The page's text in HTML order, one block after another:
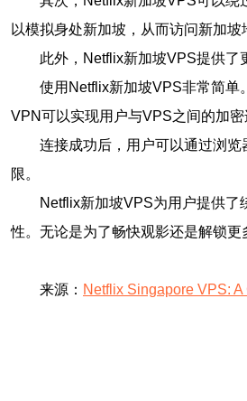
以模拟身处新加坡，从而访问新加
此外，Netflix新加坡VPS提供了
使用Netflix新加坡VPS非常简单
VPN可以实现用户与VPS之间的加密
连接成功后，用户可以通过浏
限。
Netflix新加坡VPS为用户提供
性。无论是为了畅快观影还是解锁
来源： Netflix Singapore VPS: